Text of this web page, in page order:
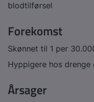
blodtilførsel
Forekomst
Skønnet til 1 per
Hyppigere hos drenge
Årsager